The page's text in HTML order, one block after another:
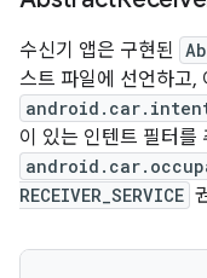
수신기 앱은 구현된
스트 파일에 선언하고,
이 있는 인텐트 필터를
RECEIVER_SERVICE